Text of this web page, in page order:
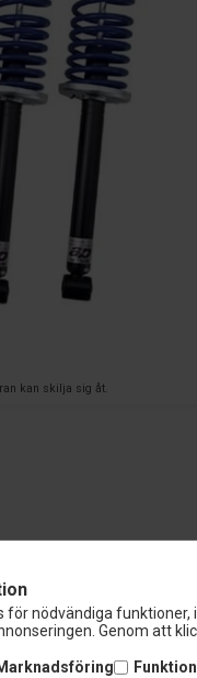
för nödvändiga
Genom att
kan skilja sig åt.